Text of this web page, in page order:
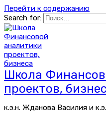
Перейти к содержанию
Search for:
Школа
проектов,
к.э.н. Жданова Василия и